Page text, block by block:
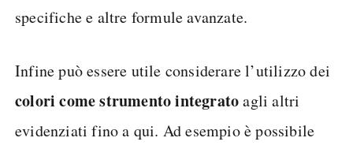
specifiche e altre formule avanzate.
Infine può essere utile considerare l’utilizzo dei
colori come strumento integratoagli altri
evidenziati fino a qui. Ad esempio è possibile